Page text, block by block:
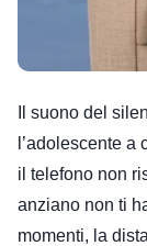
Il suono del
l’adolescente
il telefono non
anziano non ti
momenti, la